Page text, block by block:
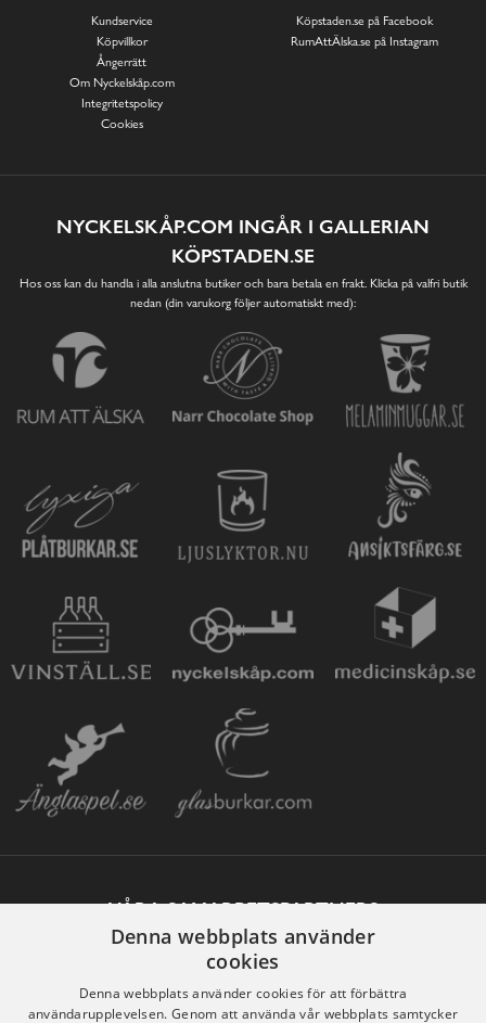
Kundservice
Köpvillkor
Ångerrätt
Om Nyckelskåp.com
Integritetspolicy
Cookies
Köpstaden.se på Facebook
RumAttÄlska.se på Instagram
NYCKELSKÅP.COM INGÅR I GALLERIAN
KÖPSTADEN.SE
Hos oss kan du handla i alla anslutna butiker och bara betala en frakt. Klicka på valfri butik
nedan (din varukorg följer automatiskt med):
VÅRA SAMARBETSPARTNERS
Denna webbplats använder
cookies
Denna webbplats använder cookies för att förbättra
användarupplevelsen. Genom att använda vår webbplats samtycker